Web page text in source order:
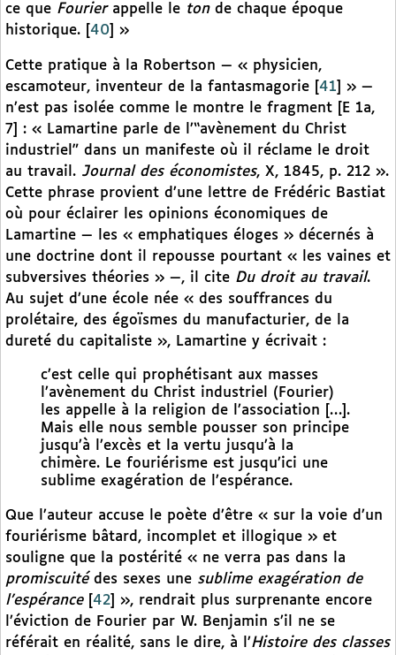
ce que Fourierappelle le tonde chaque époque
historique.
40 »
Cette pratique à la Robertson — « physicien,
escamoteur, inventeur de la fantasmagorie
41
» —
n’est pas isolée comme le montre le fragment [E 1a,
7] : « Lamartine parle de l’“avènement du Christ
industriel” dans un manifeste où il réclame le droit
au travail. Journal des économistes, X, 1845, p. 212 ».
Cette phrase provient d’une lettre de Frédéric Bastiat
où pour éclairer les opinions économiques de
Lamartine — les « emphatiques éloges » décernés à
une doctrine dont il repousse pourtant « les vaines et
subversives théories » —, il cite Du droit au travail.
Au sujet d’une école née « des souffrances du
prolétaire, des égoïsmes du manufacturier, de la
dureté du capitaliste », Lamartine y écrivait :
c’est celle qui prophétisant aux masses
l’avènement du Christ industriel (Fourier)
les appelle à la religion de l’association […].
Mais elle nous semble pousser son principe
jusqu’à l’excès et la vertu jusqu’à la
chimère. Le fouriérisme est jusqu’ici une
sublime exagération de l’espérance.
Que l’auteur accuse le poète d’être « sur la voie d’un
fouriérisme bâtard, incomplet et illogique » et
souligne que la postérité « ne verra pas dans la
promiscuitédes sexes une sublime exagération de
l’espérance[ 42
», rendrait plus surprenante encore
l’éviction de Fourier par W. Benjamin s’il ne se
référait en réalité, sans le dire, à l’Histoire des classes